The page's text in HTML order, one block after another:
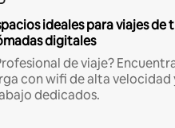
ideales para viajes de
digitales
de viaje?
con wifi de alta velocidad
dedicados.